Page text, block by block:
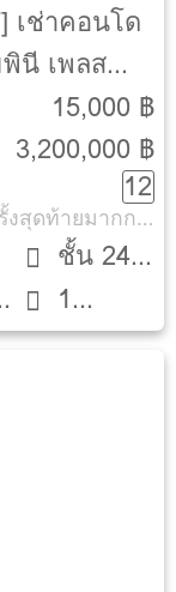
เช่าคอนโด
นี เพลส
9 – รัชดา
Place
IX-Ratchada]
15,000 ฿
3,200,000 ฿
12
อัพเดตครั้งสุดท้ายมากกว่า 30 วัน
ชั้น 24
ตึก D
1
ห้องน้ำ